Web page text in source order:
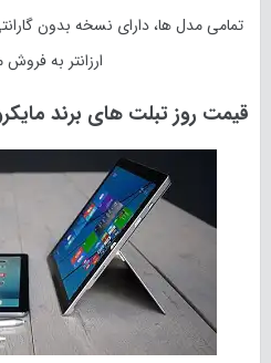
تمامی مدل ها، دارای نسخه بدون
ارزانتر به
قیمت روز تبلت های برند